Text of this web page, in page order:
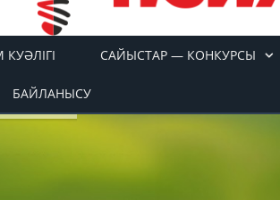
САЙЫСТАР — КОНКУРСЫ
БАЙЛАНЫСУ